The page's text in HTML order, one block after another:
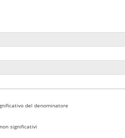
del denominatore
significativi